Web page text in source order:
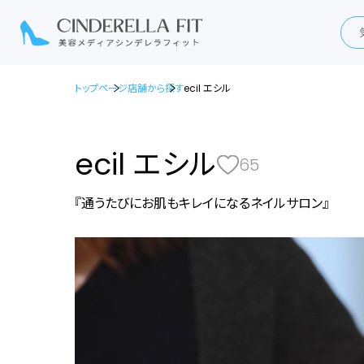
トップページ店舗から探すecil エシル
ecil エシル 65
『通うたびにお肌もキレイになるネイルサロン』